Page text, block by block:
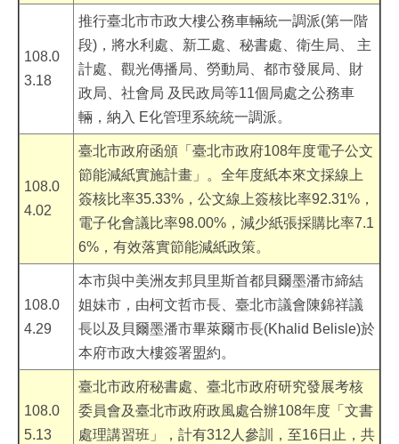
108.0
3.18
推行臺北市市政大樓公務車輛統一調派(第一階
段)，將水利處、新工處、秘書處、衛生局、 主
計處、觀光傳播局、勞動局、都市發展局、財
政局、社會局 及民政局等11個局處之公務車
輛，納入 E化管理系統統一調派。
108.0
4.02
臺北市政府函頒「臺北市政府108年度電子公文
節能減紙實施計畫」。全年度紙本來文採線上
簽核比率35.33%，公文線上簽核比率92.31%，
電子化會議比率98.00%，減少紙張採購比率7.1
6%，有效落實節能減紙政策。
108.0
4.29
本市與中美洲友邦貝里斯首都貝爾墨潘市締結
姐妹市，由柯文哲市長、臺北市議會陳錦祥議
長以及貝爾墨潘市畢萊爾市長(Khalid Belisle)於
本府市政大樓簽署盟約。
108.0
5.13
臺北市政府秘書處、臺北市政府研究發展考核
委員會及臺北市政府政風處合辦108年度「文書
處理講習班」，計有312人參訓，至16日止，共